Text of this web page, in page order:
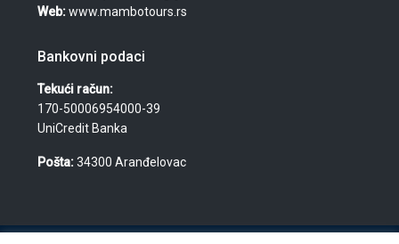
Web:www.mambotours.rs
Bankovni podaci
Tekući račun:
170-50006954000-39
UniCredit Banka
Pošta:34300 Aranđelovac